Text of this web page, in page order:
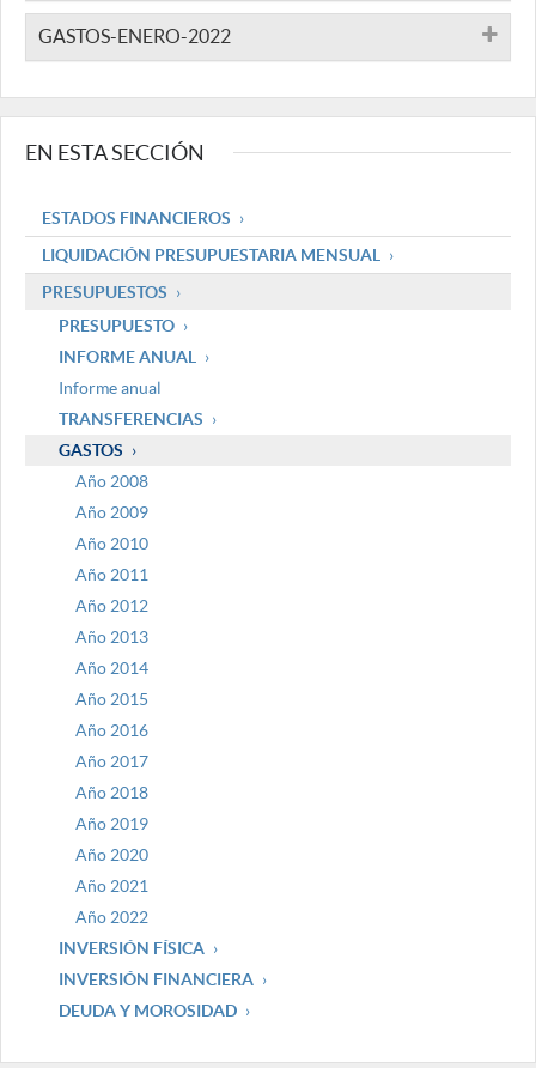
GASTOS-ENERO-2022
EN ESTA SECCIÓN
ESTADOS FINANCIEROS
LIQUIDACIÓN PRESUPUESTARIA MENSUAL
PRESUPUESTOS
PRESUPUESTO
INFORME ANUAL
Informe anual
TRANSFERENCIAS
GASTOS
Año 2008
Año 2009
Año 2010
Año 2011
Año 2012
Año 2013
Año 2014
Año 2015
Año 2016
Año 2017
Año 2018
Año 2019
Año 2020
Año 2021
Año 2022
INVERSIÓN FÍSICA
INVERSIÓN FINANCIERA
DEUDA Y MOROSIDAD